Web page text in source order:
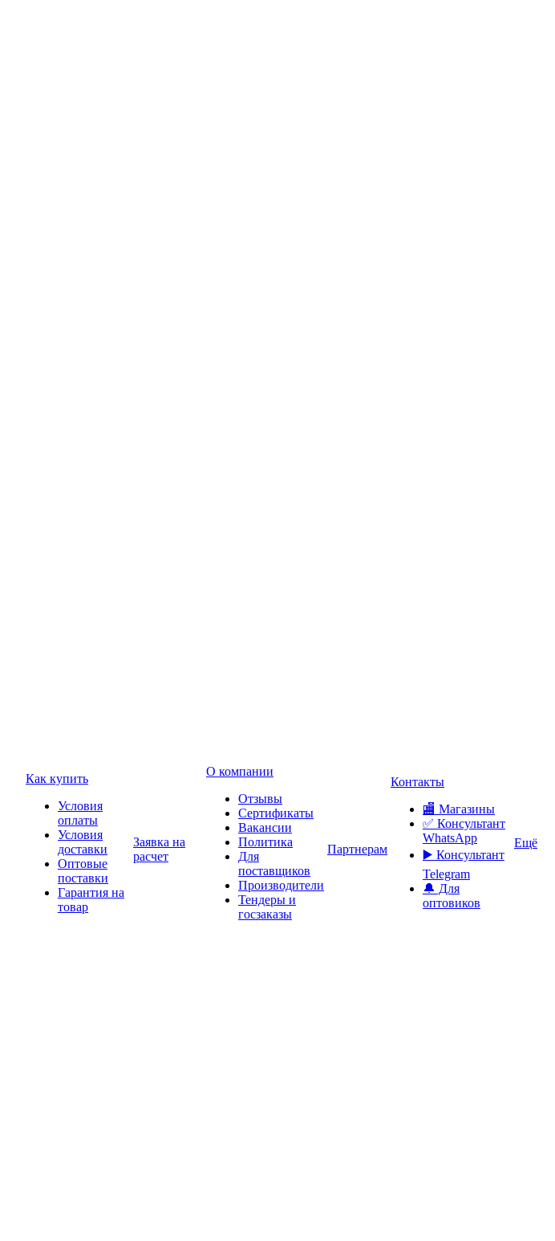
Как купить
Условия
оплаты
Условия
доставки
Оптовые
поставки
Гарантия на
товар
Заявка на
расчет
О компании
Отзывы
Сертификаты
Вакансии
Политика
Для
поставщиков
Производители
Тендеры и
госзаказы
Партнерам
Контакты
🏬 Магазины
✅️ Консультант
WhatsApp
▶️ Консультант
Telegram
🔔 Для
оптовиков
Ещё